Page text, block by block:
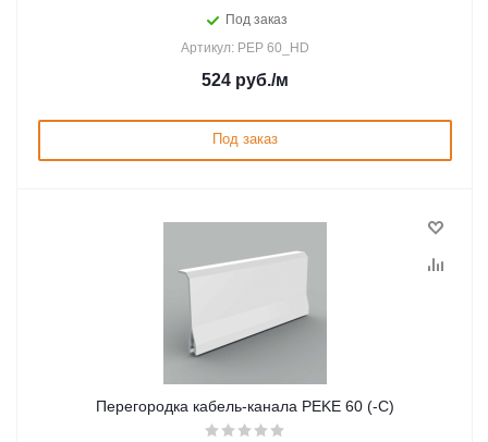
Под заказ
Артикул: PEP 60_HD
524 руб./м
Под заказ
Перегородка кабель-канала PEKE 60 (-C)